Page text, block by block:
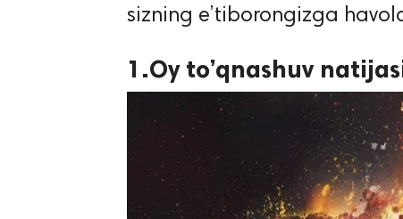
sizning e’tiborongizga
1.Oy to’qnashuv